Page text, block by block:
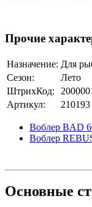
Прочие
Назначение: Для
Сезон:
Лето
ШтрихКод:
Артикул:
210193
Воблер BAD
Воблер
Основные